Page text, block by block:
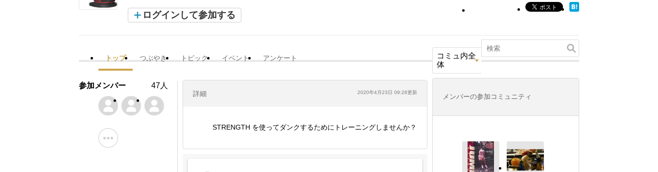
ログインして参加する
トップ つぶやき トピック イベント アンケート
コミュ内全
体
詳細 2020年4月23日 09:28更新
STRENGTH を使ってダンクするためにトレーニングしませんか？
参加メンバー 47人
メンバーの参加コミュニティ